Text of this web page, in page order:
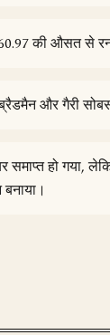
की औसत से
और गैरी
समाप्त हो गया,